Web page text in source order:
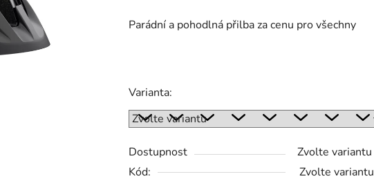
Parádní a pohodlná přilba za cenu pro všechny
Varianta:
Dostupnost
Zvolte variantu
Kód:
Zvolte variantu